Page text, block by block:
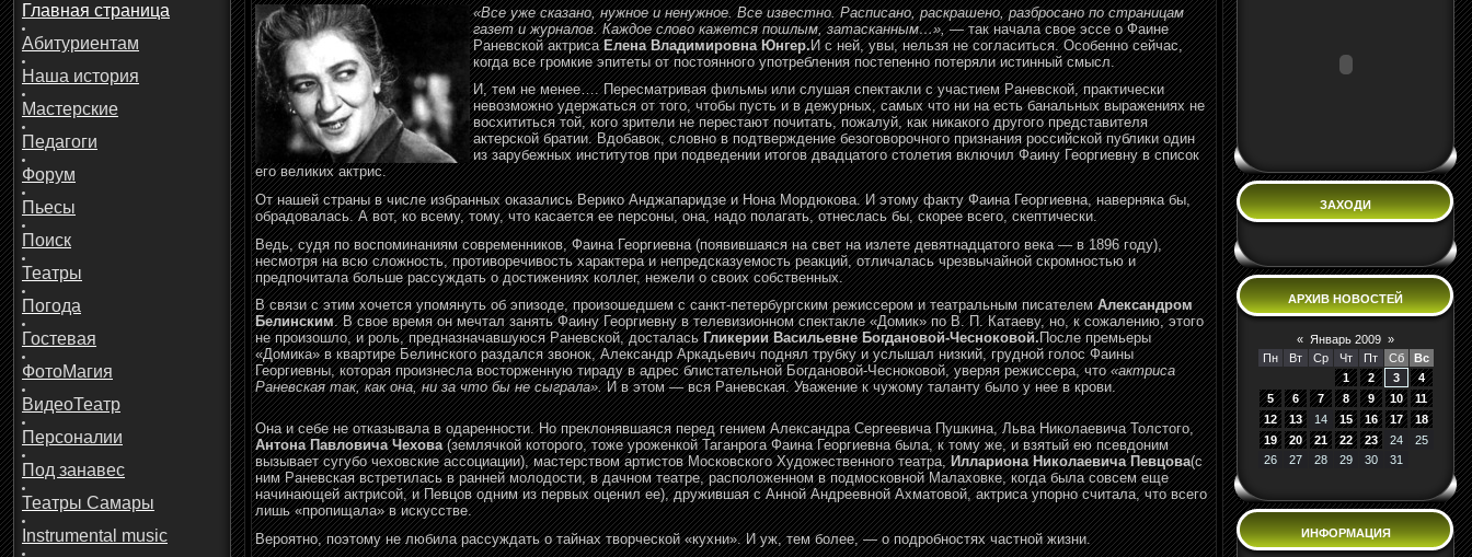
Главная страница
Абитуриентам
Наша история
Мастерские
Педагоги
Форум
Пьесы
Поиск
Театры
Погода
Гостевая
ФотоМагия
ВидеоТеатр
Персоналии
Под занавес
Театры Самары
Instrumental music
«Все уже сказано, нужное и ненужное. Все известно. Расписано, раскрашено, разбросано по страницам
газет и журналов. Каждое слово кажется пошлым, затасканным…»,— так начала свое эссе о Фаине
Раневской актрисаЕлена Владимировна Юнгер.И с ней, увы, нельзя не согласиться. Особенно сейчас,
когда все громкие эпитеты от постоянного употребления постепенно потеряли истинный смысл.
И, тем не менее…. Пересматривая фильмы или слушая спектакли с участием Раневской, практически
невозможно удержаться от того, чтобы пусть и в дежурных, самых что ни на есть банальных выражениях не
восхититься той, кого зрители не перестают почитать, пожалуй, как никакого другого представителя
актерской братии. Вдобавок, словно в подтверждение безоговорочного признания российской публики один
из зарубежных институтов при подведении итогов двадцатого столетия включил Фаину Георгиевну в список
его великих актрис.
От нашей страны в числе избранных оказались Верико Анджапаридзе и Нона Мордюкова. И этому факту Фаина Георгиевна, наверняка бы,
обрадовалась. А вот, ко всему, тому, что касается ее персоны, она, надо полагать, отнеслась бы, скорее всего, скептически.
Ведь, судя по воспоминаниям современников, Фаина Георгиевна (появившаяся на свет на излете девятнадцатого века — в 1896 году),
несмотря на всю сложность, противоречивость характера и непредсказуемость реакций, отличалась чрезвычайной скромностью и
предпочитала больше рассуждать о достижениях коллег, нежели о своих собственных.
В связи с этим хочется упомянуть об эпизоде, произошедшем с санкт-петербургским режиссером и театральным писателемАлександром
Белинским. В свое время он мечтал занять Фаину Георгиевну в телевизионном спектакле «Домик» по В. П. Катаеву, но, к сожалению, этого
не произошло, и роль, предназначавшуюся Раневской, досталасьГликерии Васильевне Богдановой-Чесноковой.После премьеры
«Домика» в квартире Белинского раздался звонок, Александр Аркадьевич поднял трубку и услышал низкий, грудной голос Фаины
Георгиевны, которая произнесла восторженную тираду в адрес блистательной Богдановой-Чесноковой, уверяя режиссера, что«актриса
Раневская так, как она, ни за что бы не сыграла».И в этом — вся Раневская. Уважение к чужому таланту было у нее в крови.
Она и себе не отказывала в одаренности. Но преклонявшаяся перед гением Александра Сергеевича Пушкина, Льва Николаевича Толстого,
Антона Павловича Чехова(землячкой которого, тоже уроженкой Таганрога Фаина Георгиевна была, к тому же, и взятый ею псевдоним
вызывает сугубо чеховские ассоциации), мастерством артистов Московского Художественного театра,Иллариона Николаевича Певцова(с
ним Раневская встретилась в ранней молодости, в дачном театре, расположенном в подмосковной Малаховке, когда была совсем еще
начинающей актрисой, и Певцов одним из первых оценил ее), дружившая с Анной Андреевной Ахматовой, актриса упорно считала, что всего
лишь «пропищала» в искусстве.
Вероятно, поэтому не любила рассуждать о тайнах творческой «кухни». И уж, тем более, — о подробностях частной жизни.
ЗАХОДИ
АРХИВ НОВОСТЕЙ
« Январь 2009 »
Пн
Вт Ср Чт Пт Сб
Вс
1
2 3
4
5
6 7 8 9 10
11
12
13 14 15 16 17
18
19
20 21 22 23 24
25
26
27 28 29 30 31
ИНФОРМАЦИЯ